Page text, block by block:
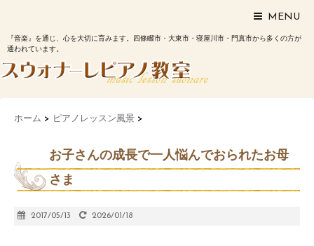
MENU
『音楽』を通じ、心を大切に育みます。四條畷市・大東市・寝屋川市・門真市から多くの方が
通われています。
ホーム > ピアノレッスン風景 >
お子さんの成長で一人悩んでおられたお母
さま
2017/05/13 2026/01/18